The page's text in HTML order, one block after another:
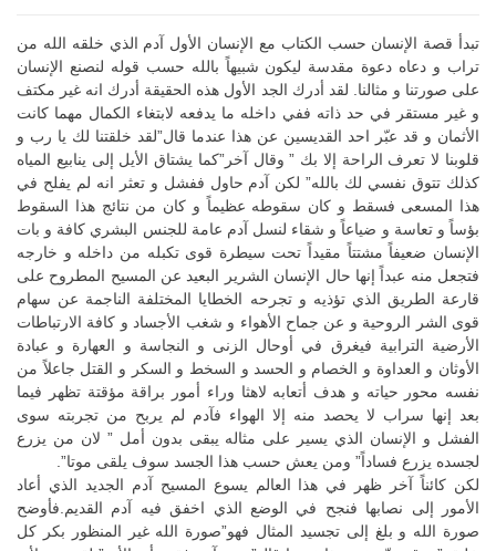
تبدأ قصة الإنسان حسب الكتاب مع الإنسان الأول آدم الذي خلقه الله من
تراب و دعاه دعوة مقدسة ليكون شبيهاً بالله حسب قوله لنصنع الإنسان
على صورتنا و مثالنا. لقد أدرك الجد الأول هذه الحقيقة أدرك انه غير مكتف
و غير مستقر في حد ذاته ففي داخله ما يدفعه لابتغاء الكمال مهما كانت
الأثمان و قد عبّر احد القديسين عن هذا عندما قال”لقد خلقتنا لك يا رب و
قلوبنا لا تعرف الراحة إلا بك ” وقال آخر”كما يشتاق الأيل إلى ينابيع المياه
كذلك تتوق نفسي لك بالله” لكن آدم حاول ففشل و تعثر انه لم يفلح في
هذا المسعى فسقط و كان سقوطه عظيماً و كان من نتائج هذا السقوط
بؤساً و تعاسة و ضياعاً و شقاء لنسل آدم عامة للجنس البشري كافة و بات
الإنسان ضعيفاً مشتتاً مقيداً تحت سيطرة قوى تكبله من داخله و خارجه
فتجعل منه عبداً إنها حال الإنسان الشرير البعيد عن المسيح المطروح على
قارعة الطريق الذي تؤذيه و تجرحه الخطايا المختلفة الناجمة عن سهام
قوى الشر الروحية و عن جماح الأهواء و شغب الأجساد و كافة الارتباطات
الأرضية الترابية فيغرق في أوحال الزنى و النجاسة و العهارة و عبادة
الأوثان و العداوة و الخصام و الحسد و السخط و السكر و القتل جاعلاً من
نفسه محور حياته و هدف أتعابه لاهثا وراء أمور براقة مؤقتة تظهر فيما
بعد إنها سراب لا يحصد منه إلا الهواء فآدم لم يربح من تجربته سوى
الفشل و الإنسان الذي يسير على مثاله يبقى بدون أمل ” لان من يزرع
لجسده يزرع فساداً” ومن يعش حسب هذا الجسد سوف يلقى موتا”.
لكن كائناً آخر ظهر في هذا العالم يسوع المسيح آدم الجديد الذي أعاد
الأمور إلى نصابها فنجح في الوضع الذي اخفق فيه آدم القديم.فأوضح
صورة الله و بلغ إلى تجسيد المثال فهو”صورة الله غير المنظور بكر كل